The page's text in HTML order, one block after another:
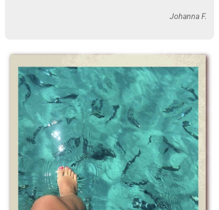
Johanna F.